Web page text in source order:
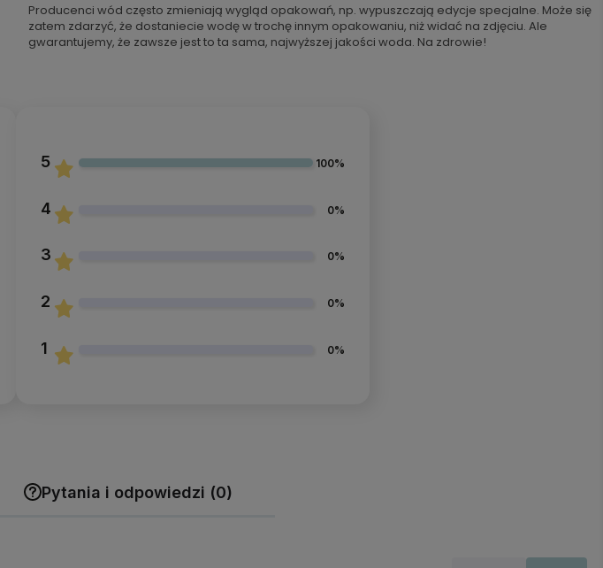
Producenci wód często zmieniają wygląd opakowań, np. wypuszczają edycje specjalne. Może się
zatem zdarzyć, że dostaniecie wodę w trochę innym opakowaniu, niż widać na zdjęciu. Ale
gwarantujemy, że zawsze jest to ta sama, najwyższej jakości woda. Na zdrowie!
5 100%
4 0%
3 0%
2 0%
1 0%
Pytania i odpowiedzi (0)